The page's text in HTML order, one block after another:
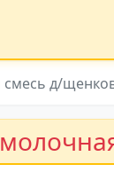
смесь д/